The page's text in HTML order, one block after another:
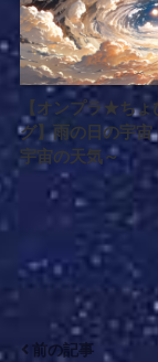
【オンプラ★ち
グ】雨の日の宇宙
宇宙の天気～
前の記事